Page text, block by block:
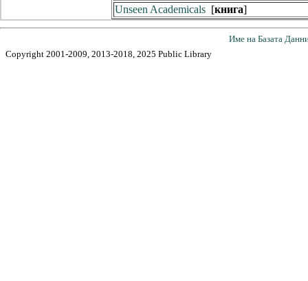
Unseen Academicals [книга]
Име на Базата
Copyright 2001-2009, 2013-2018, 2025 Public Library